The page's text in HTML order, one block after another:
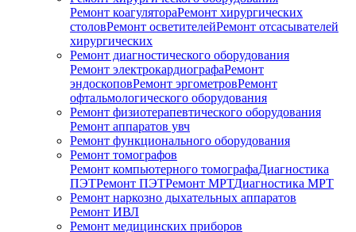
Ремонт коагулятораРемонт хирургических
столовРемонт осветителейРемонт отсасывателей
хирургических
Ремонт диагностического оборудования
Ремонт электрокардиографаРемонт
эндоскоповРемонт эргометровРемонт
офтальмологического оборудования
Ремонт физиотерапевтического оборудования
Ремонт аппаратов увч
Ремонт функционального оборудования
Ремонт томографов
Ремонт компьютерного томографаДиагностика
ПЭТРемонт ПЭТРемонт МРТДиагностика МРТ
Ремонт наркозно дыхательных аппаратов
Ремонт ИВЛ
Ремонт медицинских приборов